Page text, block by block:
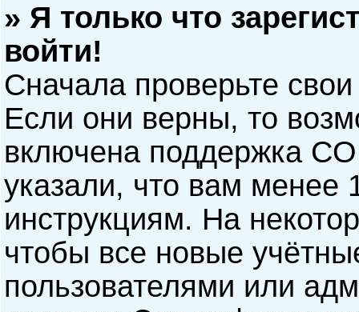
» Я только что
войти!
Сначала проверьте
Если они верны, то
включена поддержка
указали, что вам менее
инструкциям. На
чтобы все новые
пользователями или